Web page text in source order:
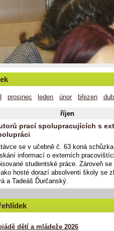
prosinec leden únor březen
říjen
prací spolupracujících s
se v učebně č. 63 koná
informací o externích
studentské práce. Zároveň
hosté dorazí absolventi školy se
a Tadeáš Ďurčanský.
dětí a mládeže 2026